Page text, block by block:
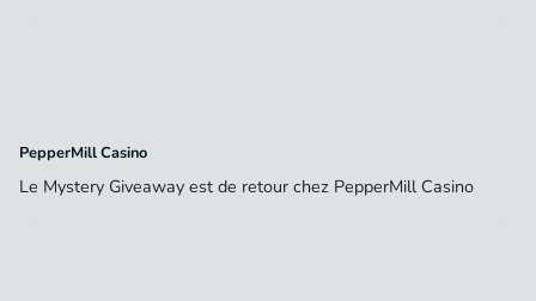
PepperMill Casino
Le Mystery Giveaway est de retour chez PepperMill Casino